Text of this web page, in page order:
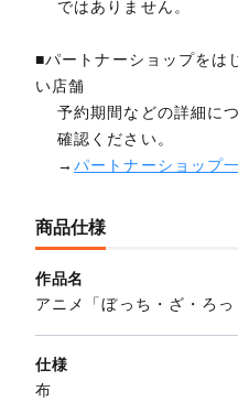
ではありません。
■パートナーショップをは
い店舗
予約期間などの詳細に
確認ください。
→パートナーショップ
商品仕様
作品名
アニメ「ぼっち・ざ・ろっ
仕様
布